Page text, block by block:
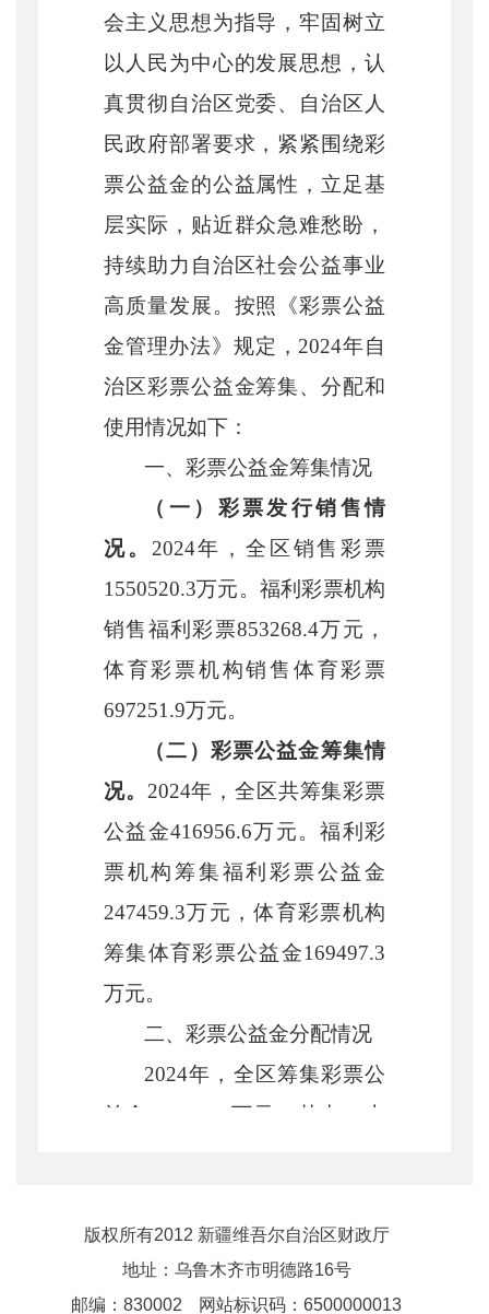
会主义思想为指导，牢固树立
以人民为中心的发展思想，认
真贯彻自治区党委、 自治区 人
民政府部署要求，紧紧围绕彩
票公益金的公益属性，立足基
层实际，贴近群众急难愁盼，
持续助力自治区社会公益事业
高质量发展。按照《彩票公益
金管理办法》规定， 2024年自
治区彩票公益金筹集、分配和
使用情况如下：
一、彩票公益金筹集情况
（一）彩票发行销售情
况。 2024年，全区销售彩票
1550520.3万元。福利彩票机构
销售福利彩票853268.4万元，
体育彩票机构销售体育彩票
697251.9万元。
（二）彩票公益金筹集情
况。 2024年，全区共筹集彩票
公益金416956.6万元。福利彩
票机构筹集福利彩票公益金
247459.3万元，体育彩票机构
筹集体育彩票公益金169497.3
万元。
二、彩票公益金分配情况
2024年，全区筹集彩票公
益金416956.6万元，其中：上
市留成102575.7万元。
——筹集福利彩票公益金
版权所有2012 新疆维吾尔自治区财政厅
地址：乌鲁木齐市明德路16号
邮编：830002
网站标识码：6500000013